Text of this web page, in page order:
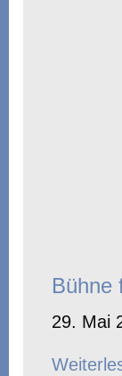
Bühne
29. Mai